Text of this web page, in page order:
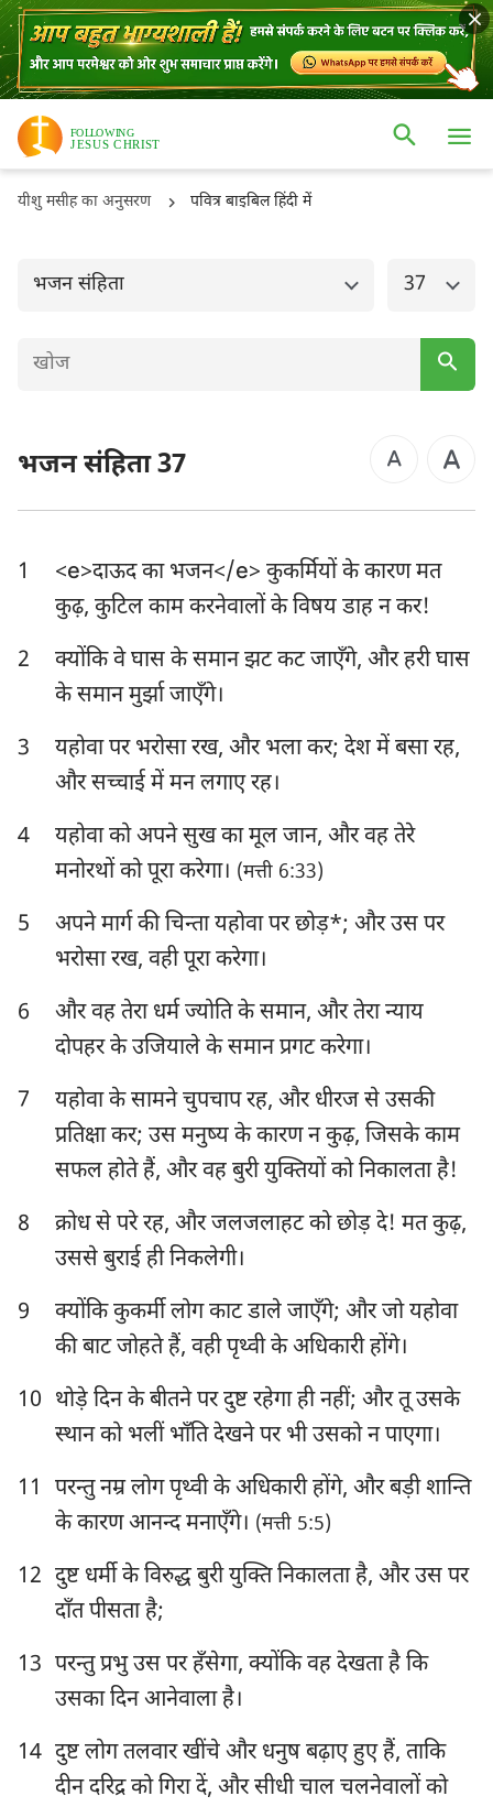
यीशु मसीह का अनुसरण पवित्र बाइबिल हिंदी में
भजन संहिता
ओल्ड टैस्टमैंट नई टैस्टमैंट
उत्पत्ति निर्गमन
व्यवस्थाविवरण
1 इतिहास
एस्तेर अय्यूब
भजन संहिता
विलापगीत यहेजकेल
दानिय्येल होशे
योएल आमोस
ओबद्याह योना
मीका नहूम
हबक्कूक सपन्याह
मलाकी
37
भजन संहिता 37
1
<e>दाऊद का भजन</e> कुकर्मियों के कारण मत
कुढ़, कुटिल काम करनेवालों के विषय डाह न कर!
2
क्योंकि वे घास के समान झट कट जाएँगे, और हरी घास
के समान मुर्झा जाएँगे।
3
यहोवा पर भरोसा रख, और भला कर; देश में बसा रह,
और सच्चाई में मन लगाए रह।
4
यहोवा को अपने सुख का मूल जान, और वह तेरे
मनोरथों को पूरा करेगा। (मत्ती 6:33)
5
अपने मार्ग की चिन्ता यहोवा पर छोड़*; और उस पर
भरोसा रख, वही पूरा करेगा।
6
और वह तेरा धर्म ज्योति के समान, और तेरा न्याय
दोपहर के उजियाले के समान प्रगट करेगा।
7
यहोवा के सामने चुपचाप रह, और धीरज से उसकी
प्रतिक्षा कर; उस मनुष्य के कारण न कुढ़, जिसके काम
सफल होते हैं, और वह बुरी युक्तियों को निकालता है!
8
क्रोध से परे रह, और जलजलाहट को छोड़ दे! मत कुढ़,
उससे बुराई ही निकलेगी।
9
क्योंकि कुकर्मी लोग काट डाले जाएँगे; और जो यहोवा
की बाट जोहते हैं, वही पृथ्वी के अधिकारी होंगे।
10 थोड़े दिन के बीतने पर दुष्ट रहेगा ही नहीं; और तू उसके
स्थान को भलीं भाँति देखने पर भी उसको न पाएगा।
11
परन्तु नम्र लोग पृथ्वी के अधिकारी होंगे, और बड़ी शान्ति
के कारण आनन्द मनाएँगे। (मत्ती 5:5)
12 दुष्ट धर्मी के विरुद्ध बुरी युक्ति निकालता है, और उस पर
दाँत पीसता है;
13 परन्तु प्रभु उस पर हँसेगा, क्योंकि वह देखता है कि
उसका दिन आनेवाला है।
14 दुष्ट लोग तलवार खींचे और धनुष बढ़ाए हुए हैं, ताकि
दीन दरिद्र को गिरा दें, और सीधी चाल चलनेवालों को